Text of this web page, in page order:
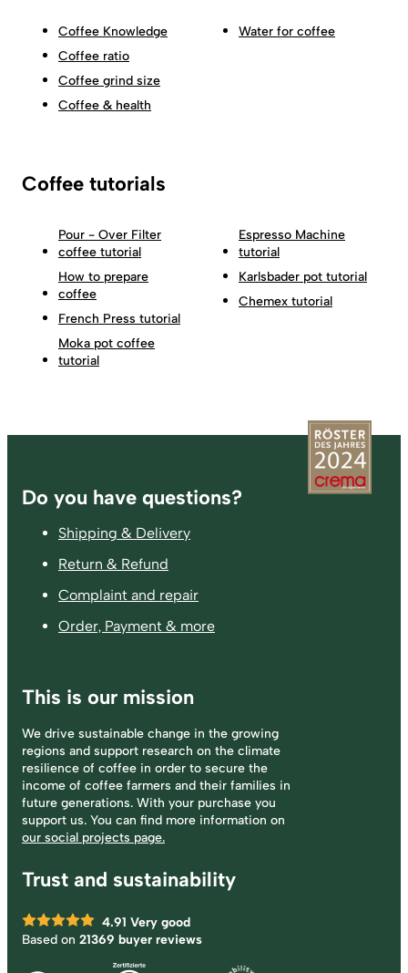
Coffee Knowledge
Coffee ratio
Coffee grind size
Coffee & health
Water for coffee
Coffee tutorials
Pour - Over Filter
coffee tutorial
How to prepare
coffee
French Press tutorial
Moka pot coffee
tutorial
Espresso Machine
tutorial
Karlsbader pot tutorial
Chemex tutorial
Footer
Do you have questions?
Shipping & Delivery
Return & Refund
Complaint and repair
Order, Payment & more
This is our mission
We drive sustainable change in the growing
regions and support research on the climate
resilience of coffee in order to secure the
income of coffee farmers and their families in
future generations. With your purchase you
support us. You can find more information on
our social projects page.
Trust and sustainability
4.91 Very good
Based on 21369 buyer reviews